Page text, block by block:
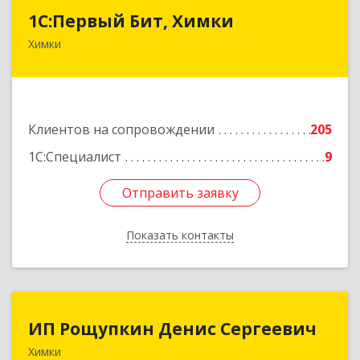
1С:Первый Бит, Химки
Химки
Клиентов на сопровождении
205
1С:Специалист
9
Отправить заявку
Показать контакты
141402, Московская обл, г.о. Химки, Химки г,
Отправить заявку
Назад
ИП Рощупкин Денис Сергеевич
Химки141402, Московская обл, г.о. Химки, Химки г,